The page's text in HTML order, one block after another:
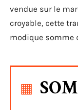
vendue sur le
croyable, cette
modique somme